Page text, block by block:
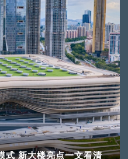
式 新大楼亮点一文看清